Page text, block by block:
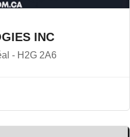
INC
- H2G 2A6